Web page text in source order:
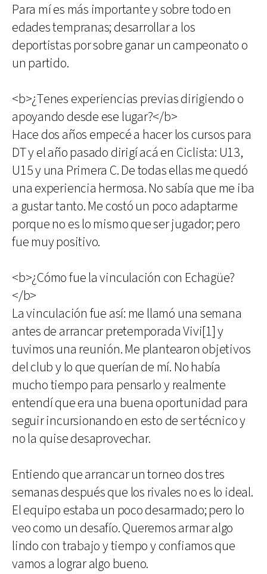
Para mí es más importante y sobre todo en
edades tempranas; desarrollar a los
deportistas por sobre ganar un campeonato o
un partido.
<b>¿Tenes experiencias previas dirigiendo o
apoyando desde ese lugar?</b>
Hace dos años empecé a hacer los cursos para
DT y el año pasado dirigí acá en Ciclista: U13,
U15 y una Primera C. De todas ellas me quedó
una experiencia hermosa. No sabía que me iba
a gustar tanto. Me costó un poco adaptarme
porque no es lo mismo que ser jugador; pero
fue muy positivo.
<b>¿Cómo fue la vinculación con Echagüe?
</b>
La vinculación fue así: me llamó una semana
antes de arrancar pretemporada Vivi[1] y
tuvimos una reunión. Me plantearon objetivos
del club y lo que querían de mí. No había
mucho tiempo para pensarlo y realmente
entendí que era una buena oportunidad para
seguir incursionando en esto de ser técnico y
no la quise desaprovechar.
Entiendo que arrancar un torneo dos tres
semanas después que los rivales no es lo ideal.
El equipo estaba un poco desarmado; pero lo
veo como un desafío. Queremos armar algo
lindo con trabajo y tiempo y confiamos que
vamos a lograr algo bueno.